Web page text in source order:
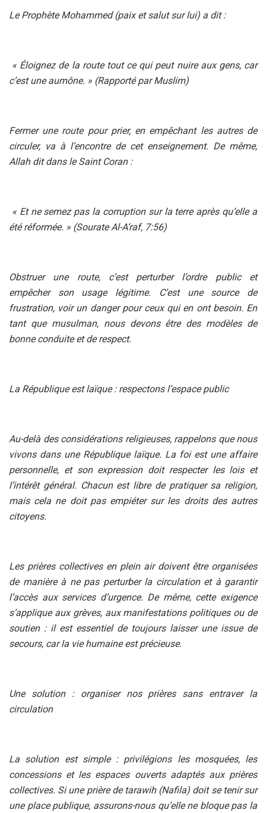
Le Prophète Mohammed (paix et salut sur lui) a dit :
« Éloignez de la route tout ce qui peut nuire aux gens, car
c’est une aumône. » (Rapporté par Muslim)
Fermer une route pour prier, en empêchant les autres de
circuler, va à l’encontre de cet enseignement. De même,
Allah dit dans le Saint Coran :
« Et ne semez pas la corruption sur la terre après qu’elle a
été réformée. » (Sourate Al-A’raf, 7:56)
Obstruer une route, c’est perturber l’ordre public et
empêcher son usage légitime. C’est une source de
frustration, voir un danger pour ceux qui en ont besoin. En
tant que musulman, nous devons être des modèles de
bonne conduite et de respect.
La République est laïque : respectons l’espace public
Au-delà des considérations religieuses, rappelons que nous
vivons dans une République laïque. La foi est une affaire
personnelle, et son expression doit respecter les lois et
l’intérêt général. Chacun est libre de pratiquer sa religion,
mais cela ne doit pas empiéter sur les droits des autres
citoyens.
Les prières collectives en plein air doivent être organisées
de manière à ne pas perturber la circulation et à garantir
l’accès aux services d’urgence. De même, cette exigence
s’applique aux grèves, aux manifestations politiques ou de
soutien : il est essentiel de toujours laisser une issue de
secours, car la vie humaine est précieuse.
Une solution : organiser nos prières sans entraver la
circulation
La solution est simple : privilégions les mosquées, les
concessions et les espaces ouverts adaptés aux prières
collectives. Si une prière de tarawih (Nafila) doit se tenir sur
une place publique, assurons-nous qu’elle ne bloque pas la